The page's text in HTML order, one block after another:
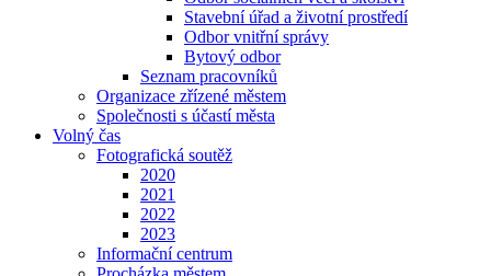
Stavební úřad a životní prostředí
Odbor vnitřní správy
Bytový odbor
Seznam pracovníků
Organizace zřízené městem
Společnosti s účastí města
Volný čas
Fotografická soutěž
2020
2021
2022
2023
Informační centrum